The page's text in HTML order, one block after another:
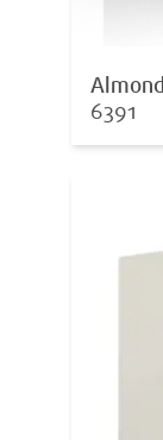
Almond
6391